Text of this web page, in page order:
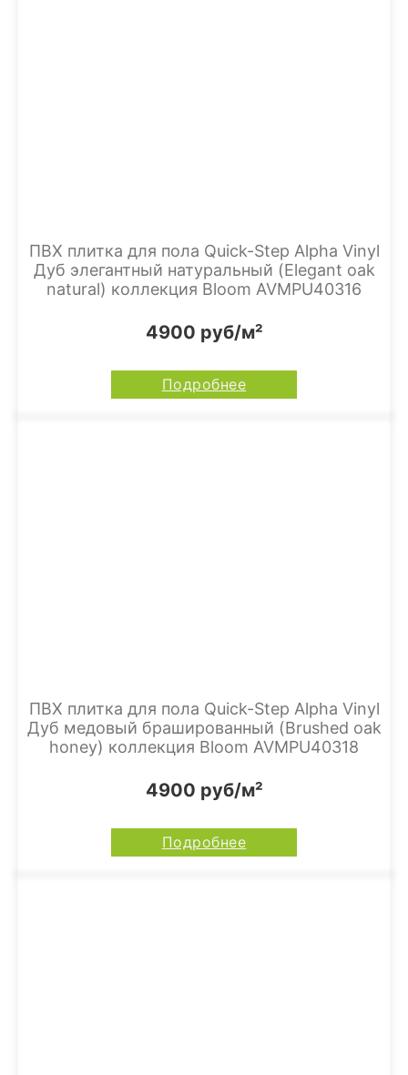
ПВХ плитка для пола Quick-Step Alpha Vinyl
Дуб элегантный натуральный (Elegant oak
natural) коллекция Bloom AVMPU40316
4900 руб/м²
Подробнее
ПВХ плитка для пола Quick-Step Alpha Vinyl
Дуб медовый брашированный (Brushed oak
honey) коллекция Bloom AVMPU40318
4900 руб/м²
Подробнее